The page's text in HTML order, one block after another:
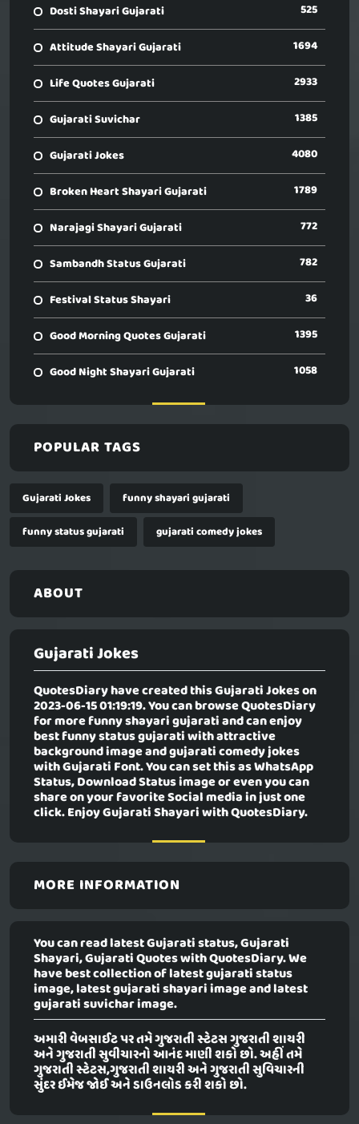
Dosti Shayari Gujarati 525
Attitude Shayari Gujarati 1694
Life Quotes Gujarati 2933
Gujarati Suvichar 1385
Gujarati Jokes 4080
Broken Heart Shayari Gujarati 1789
Narajagi Shayari Gujarati 772
Sambandh Status Gujarati 782
Festival Status Shayari 36
Good Morning Quotes Gujarati 1395
Good Night Shayari Gujarati 1058
POPULAR TAGS
Gujarati Jokes
funny shayari gujarati
funny status gujarati
gujarati comedy jokes
ABOUT
Gujarati Jokes
QuotesDiary have created thisGujarati Jokeson
2023-06-15 01:19:19. You can browse QuotesDiary
for more funny shayari gujarati and can enjoy
best funny status gujarati with attractive
background image and gujarati comedy jokes
with Gujarati Font. You can set this as WhatsApp
Status, Download Status image or even you can
share on your favorite Social media in just one
click. Enjoy Gujarati Shayari with QuotesDiary.
MORE INFORMATION
You can read latest Gujarati status, Gujarati
Shayari, Gujarati Quotes with QuotesDiary. We
have best collection of latest gujarati status
image, latest gujarati shayari image and latest
gujarati suvichar image.
અમારી વેબસાઈટ પર તમે ગુજરાતી સ્ટેટસ ગુજરાતી શાયરી
અને ગુજરાતી સુવીચારનો આનંદ માણી શકો છો. અહીં તમે
ગુજરાતી સ્ટેટસ,ગુજરાતી શાયરી અને ગુજરાતી સુવિચારની
સુંદર ઈમેજ જોઈ અને ડાઉનલોડ કરી શકો છો.